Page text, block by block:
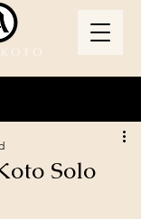
Koto
Solo